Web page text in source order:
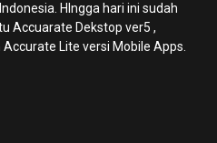
HIngga hari ini sudah
Accuarate Dekstop ver5 ,
Lite versi Mobile Apps.